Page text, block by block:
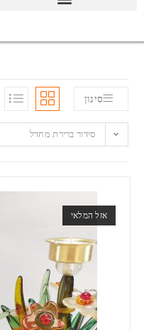
סינון
סידור ברירת מחדל
אזל המלאי